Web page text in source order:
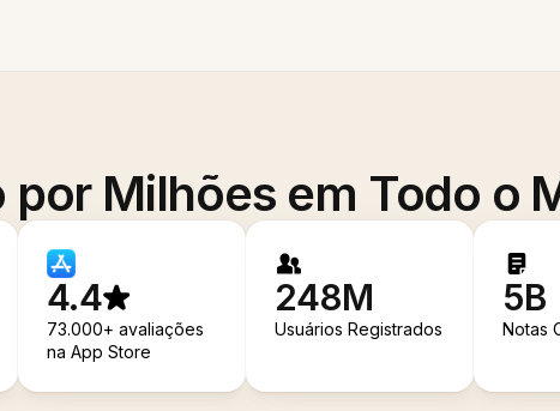
por Milhões em Todo o
4.4
73.000+ avaliações
na App Store
248M
Usuários Registrados
5B
Notas